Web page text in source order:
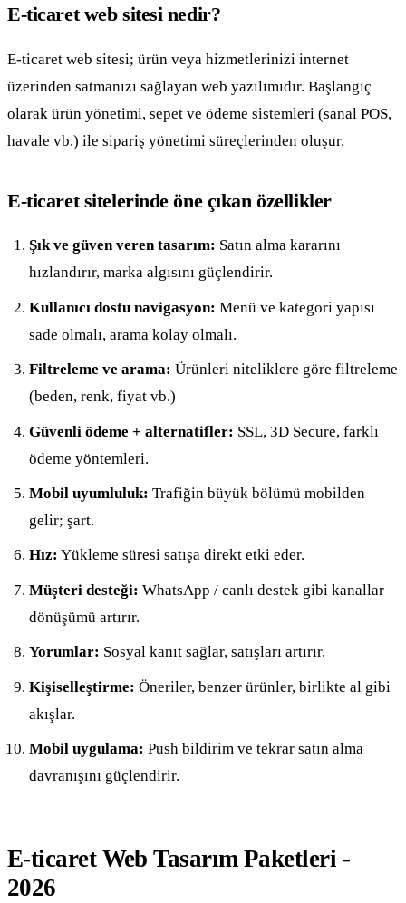
E-ticaret web sitesi nedir?
E-ticaret web sitesi; ürün veya hizmetlerinizi internet
üzerinden satmanızı sağlayan web yazılımıdır. Başlangıç
olarak ürün yönetimi, sepet ve ödeme sistemleri (sanal POS,
havale vb.) ile sipariş yönetimi süreçlerinden oluşur.
E-ticaret sitelerinde öne çıkan özellikler
Şık ve güven veren tasarım: Satın alma kararını
hızlandırır, marka algısını güçlendirir.
Kullanıcı dostu navigasyon: Menü ve kategori yapısı
sade olmalı, arama kolay olmalı.
Filtreleme ve arama: Ürünleri niteliklere göre filtreleme
(beden, renk, fiyat vb.)
Güvenli ödeme + alternatifler: SSL, 3D Secure, farklı
ödeme yöntemleri.
Mobil uyumluluk: Trafiğin büyük bölümü mobilden
gelir; şart.
Hız: Yükleme süresi satışa direkt etki eder.
Müşteri desteği: WhatsApp / canlı destek gibi kanallar
dönüşümü artırır.
Yorumlar: Sosyal kanıt sağlar, satışları artırır.
Kişiselleştirme: Öneriler, benzer ürünler, birlikte al gibi
akışlar.
Mobil uygulama: Push bildirim ve tekrar satın alma
davranışını güçlendirir.
E-ticaret Web Tasarım Paketleri -
2026